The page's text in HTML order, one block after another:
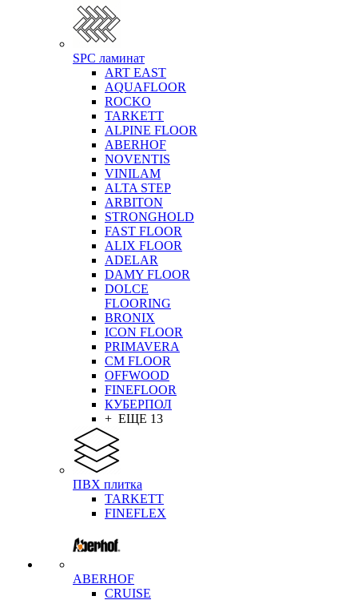
SPC ламинат
ART EAST
AQUAFLOOR
ROCKO
TARKETT
ALPINE FLOOR
ABERHOF
NOVENTIS
VINILAM
ALTA STEP
ARBITON
STRONGHOLD
FAST FLOOR
ALIX FLOOR
ADELAR
DAMY FLOOR
DOLCE
FLOORING
BRONIX
ICON FLOOR
PRIMAVERA
CM FLOOR
OFFWOOD
FINEFLOOR
КУБЕРПОЛ
+ ЕЩЕ 13
ПВХ плитка
TARKETT
FINEFLEX
ABERHOF
CRUISE